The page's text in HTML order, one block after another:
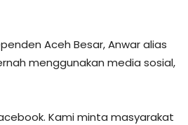
Aceh Besar, Anwar alias
menggunakan media sosial,
Kami minta masyarakat